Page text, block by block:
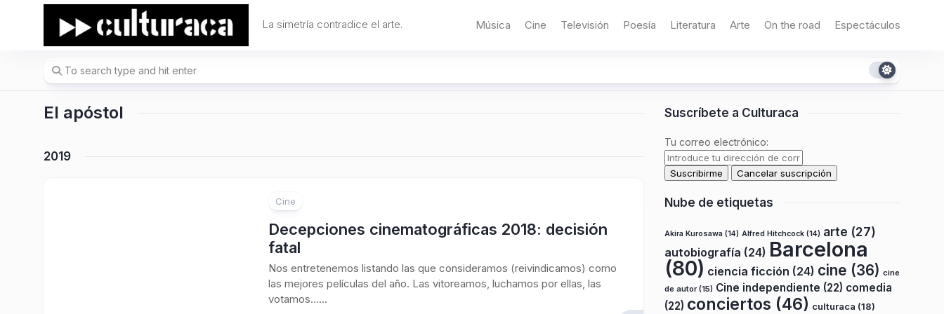
La simetría contradice el arte. Música Cine Televisión Poesía Literatura Arte On the road Espectáculos
El apóstol
2019
Cine
Decepciones cinematográficas 2018: decisión
fatal
Nos entretenemos listando las que consideramos (reivindicamos) como
las mejores películas del año. Las vitoreamos, luchamos por ellas, las
votamos…...
Suscríbete a Culturaca
Tu correo electrónico:
Nube de etiquetas
Akira Kurosawa (14) Alfred Hitchcock (14) arte (27)
autobiografía (24) Barcelona
(80) ciencia ficción (24) cine (36) cine
de autor(15) Cine independiente (22) comedia
(22) conciertos (46) culturaca (18)